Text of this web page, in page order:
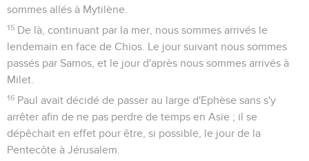
sommes allés à Mytilène.
15 De là, continuant par la mer, nous sommes arrivés le
lendemain en face de Chios. Le jour suivant nous sommes
passés par Samos, et le jour d'après nous sommes arrivés à
Milet.
16 Paul avait décidé de passer au large d'Ephèse sans s'y
arrêter afin de ne pas perdre de temps en Asie ; il se
dépêchait en effet pour être, si possible, le jour de la
Pentecôte à Jérusalem.